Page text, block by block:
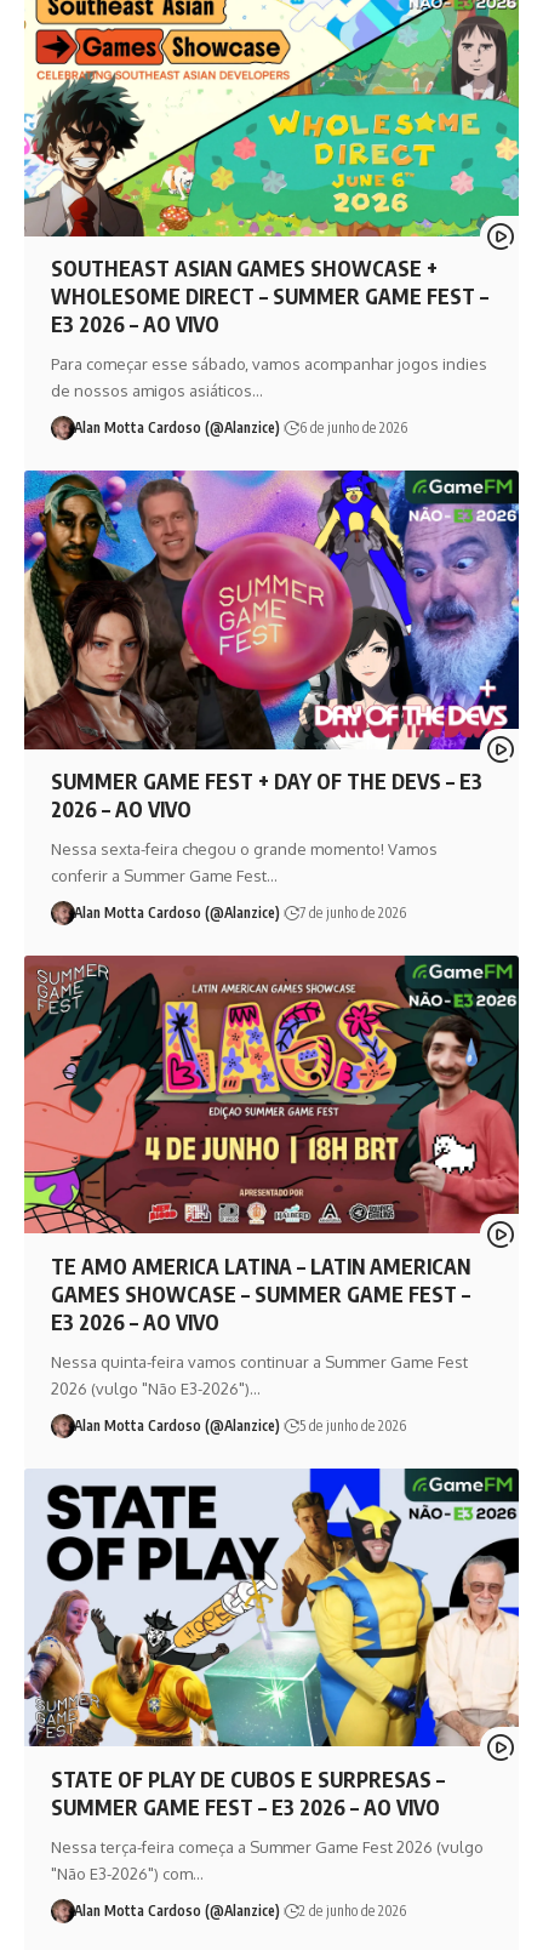
SOUTHEAST ASIAN GAMES SHOWCASE +
WHOLESOME DIRECT – SUMMER GAME FEST –
E3 2026 – AO VIVO
Para começar esse sábado, vamos acompanhar jogos indies
de nossos amigos asiáticos…
Alan Motta Cardoso (@Alanzice) 6 de junho de 2026
SUMMER GAME FEST + DAY OF THE DEVS – E3
2026 – AO VIVO
Nessa sexta-feira chegou o grande momento! Vamos
conferir a Summer Game Fest…
Alan Motta Cardoso (@Alanzice) 7 de junho de 2026
TE AMO AMERICA LATINA – LATIN AMERICAN
GAMES SHOWCASE – SUMMER GAME FEST –
E3 2026 – AO VIVO
Nessa quinta-feira vamos continuar a Summer Game Fest
2026 (vulgo "Não E3-2026")…
Alan Motta Cardoso (@Alanzice) 5 de junho de 2026
STATE OF PLAY DE CUBOS E SURPRESAS –
SUMMER GAME FEST – E3 2026 – AO VIVO
Nessa terça-feira começa a Summer Game Fest 2026 (vulgo
"Não E3-2026") com…
Alan Motta Cardoso (@Alanzice) 2 de junho de 2026